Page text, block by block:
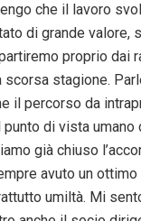
che il lavoro
di grande valore,
proprio dai
scorsa stagione.
il percorso da
di vista
già chiuso
avuto un
umiltà. Mi